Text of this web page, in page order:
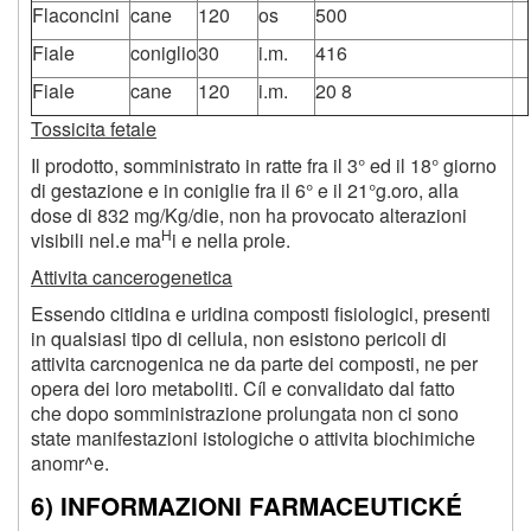
Flaconcini cane 120 os
500
Fiale
coniglio30 i.m.
416
Fiale
cane 120 i.m.
20 8
Tossicita fetale
Il prodotto, somministrato in ratte fra il 3° ed il 18° giorno
di gestazione e in coniglie fra il 6° e il 21°g.oro, alla
dose di 832 mg/Kg/die, non ha provocato alterazioni
visibili nel.e maHi e nella prole.
Attivita cancerogenetica
Essendo citidina e uridina composti fisiologici, presenti
in qualsiasi tipo di cellula, non esistono pericoli di
attivita carcnogenica ne da parte dei composti, ne per
opera dei loro metaboliti. Cíl e convalidato dal fatto
che dopo somministrazione prolungata non ci sono
state manifestazioni istologiche o attivita biochimiche
anomr^e.
6) INFORMAZIONI FARMACEUTICKÉ